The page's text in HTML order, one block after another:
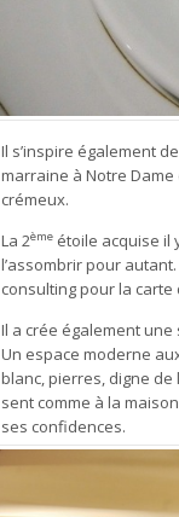
Il s’inspire également
marraine à Notre
crémeux.
La 2ème étoile acquise il
l’assombrir pour
consulting pour la carte
Il a crée également
Un espace moderne
blanc, pierres, digne de
sent comme à la
ses confidences.